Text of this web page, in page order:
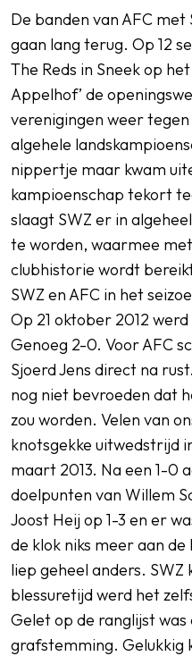
De banden van AFC
gaan lang terug. Op 12
The Reds in Sneek op
Appelhof’ de
verenigingen weer
algehele
nippertje maar kwam
kampioenschap tekort
slaagt SWZ er in
te worden, waarmee
clubhistorie wordt
SWZ en AFC in het
Op 21 oktober 2012
Genoeg 2-0. Voor AFC
Sjoerd Jens direct na
nog niet bevroeden dat
zou worden. Velen van
knotsgekke uitwedstrijd
maart 2013. Na een 1-0
doelpunten van Willem
Joost Heij op 1-3 en er
de klok niks meer aan
liep geheel anders.
blessuretijd werd het
Gelet op de ranglijst
grafstemming. Gelukkig